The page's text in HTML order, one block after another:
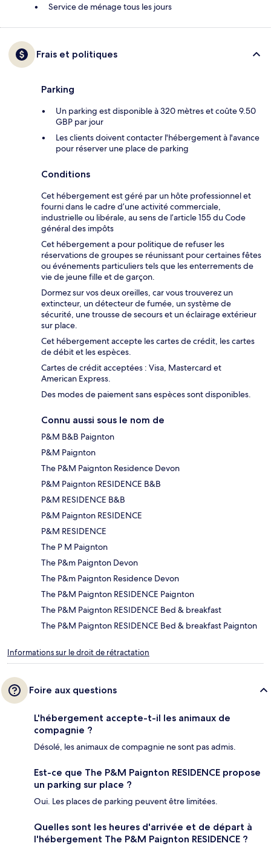
Service de ménage tous les jours
Frais et politiques
Parking
Un parking est disponible à 320 mètres et coûte 9.50
GBP par jour
Les clients doivent contacter l'hébergement à l'avance
pour réserver une place de parking
Conditions
Cet hébergement est géré par un hôte professionnel et
fourni dans le cadre d’une activité commerciale,
industrielle ou libérale, au sens de l’article 155 du Code
général des impôts
Cet hébergement a pour politique de refuser les
réservations de groupes se réunissant pour certaines fêtes
ou événements particuliers tels que les enterrements de
vie de jeune fille et de garçon.
Dormez sur vos deux oreilles, car vous trouverez un
extincteur, un détecteur de fumée, un système de
sécurité, une trousse de secours et un éclairage extérieur
sur place.
Cet hébergement accepte les cartes de crédit, les cartes
de débit et les espèces.
Cartes de crédit acceptées : Visa, Mastercard et
American Express.
Des modes de paiement sans espèces sont disponibles.
Connu aussi sous le nom de
P&M B&B Paignton
P&M Paignton
The P&M Paignton Residence Devon
P&M Paignton RESIDENCE B&B
P&M RESIDENCE B&B
P&M Paignton RESIDENCE
P&M RESIDENCE
The P M Paignton
The P&m Paignton Devon
The P&m Paignton Residence Devon
The P&M Paignton RESIDENCE Paignton
The P&M Paignton RESIDENCE Bed & breakfast
The P&M Paignton RESIDENCE Bed & breakfast Paignton
Informations sur le droit de rétractation
Foire aux questions
L'hébergement accepte-t-il les animaux de
compagnie ?
Désolé, les animaux de compagnie ne sont pas admis.
Est-ce que The P&M Paignton RESIDENCE propose
un parking sur place ?
Oui. Les places de parking peuvent être limitées.
Quelles sont les heures d'arrivée et de départ à
l'hébergement The P&M Paignton RESIDENCE ?